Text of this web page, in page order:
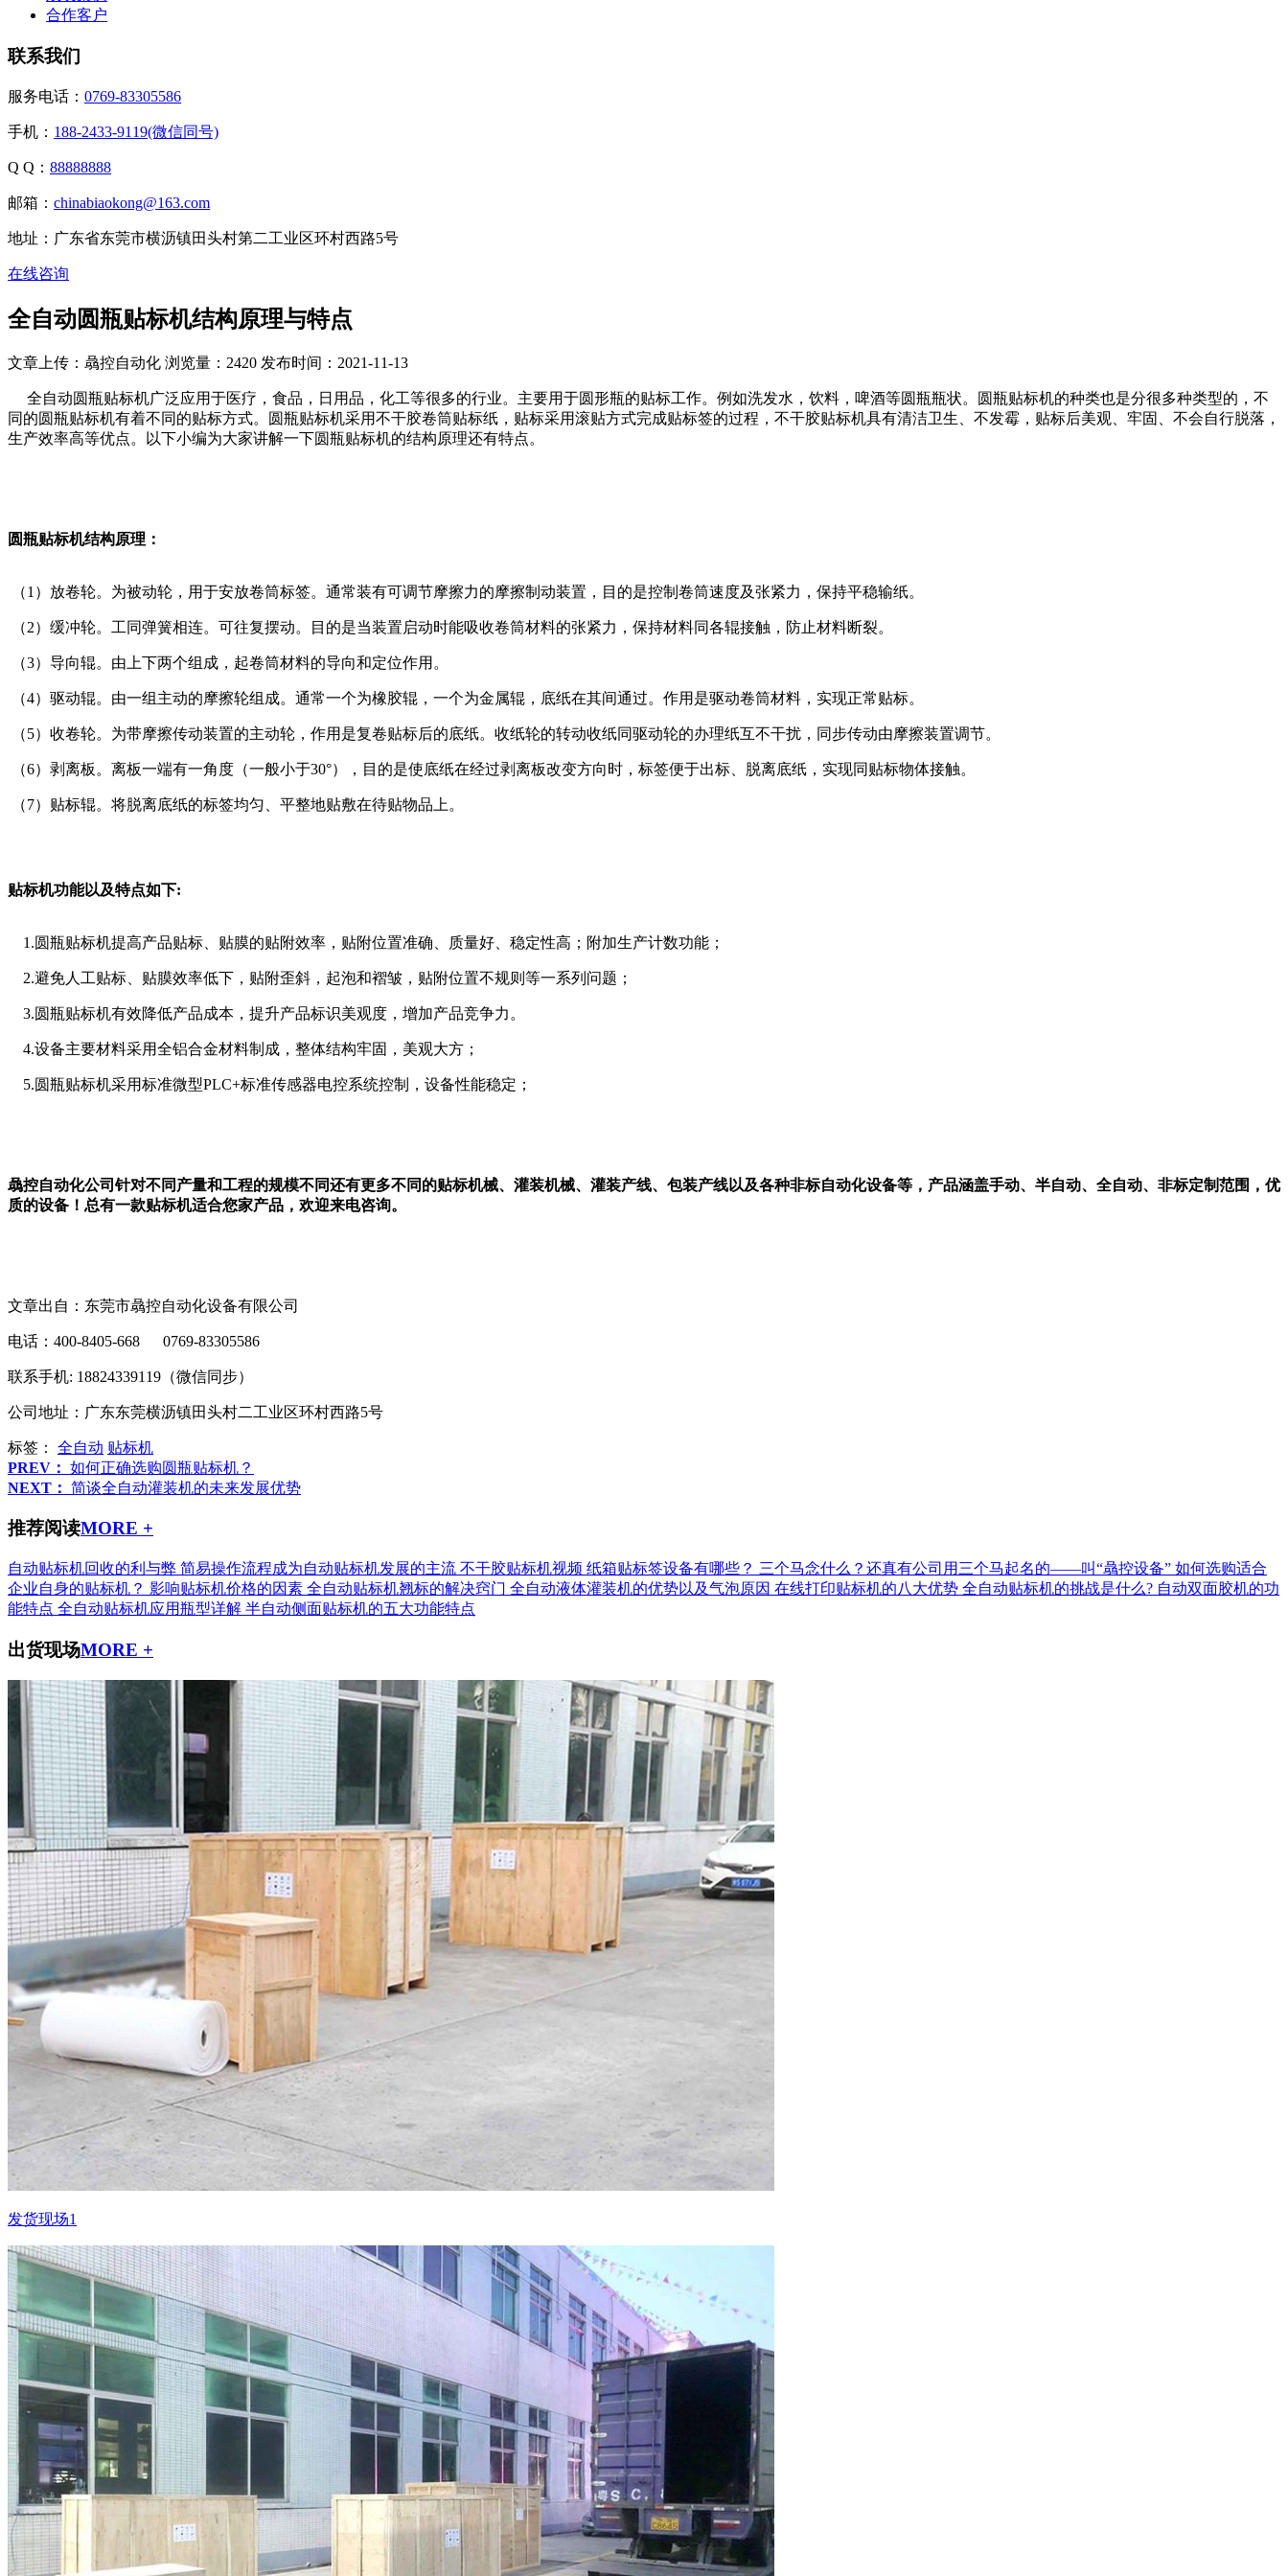
合作客户
联系我们
服务电话： 0769-83305586
手机： 188-2433-9119(微信同号)
Q Q： 88888888
邮箱： chinabiaokong@163.com
地址：广东省东莞市横沥镇田头村第二工业区环村西路5号
在线咨询
全自动圆瓶贴标机结构原理与特点
文章上传：骉控自动化 浏览量：2420 发布时间：2021-11-13
全自动圆瓶贴标机广泛应用于医疗，食品，日用品，化工等很多的行业。主要用于圆形瓶的贴标工作。例如洗发水，饮料，啤酒等圆瓶瓶状。圆瓶贴标机的种类也是分很多种类型的，不
同的圆瓶贴标机有着不同的贴标方式。圆瓶贴标机采用不干胶卷筒贴标纸，贴标采用滚贴方式完成贴标签的过程，不干胶贴标机具有清洁卫生、不发霉，贴标后美观、牢固、不会自行脱落，
生产效率高等优点。以下小编为大家讲解一下圆瓶贴标机的结构原理还有特点。
圆瓶贴标机结构原理：
（1）放卷轮。为被动轮，用于安放卷筒标签。通常装有可调节摩擦力的摩擦制动装置，目的是控制卷筒速度及张紧力，保持平稳输纸。
（2）缓冲轮。工同弹簧相连。可往复摆动。目的是当装置启动时能吸收卷筒材料的张紧力，保持材料同各辊接触，防止材料断裂。
（3）导向辊。由上下两个组成，起卷筒材料的导向和定位作用。
（4）驱动辊。由一组主动的摩擦轮组成。通常一个为橡胶辊，一个为金属辊，底纸在其间通过。作用是驱动卷筒材料，实现正常贴标。
（5）收卷轮。为带摩擦传动装置的主动轮，作用是复卷贴标后的底纸。收纸轮的转动收纸同驱动轮的办理纸互不干扰，同步传动由摩擦装置调节。
（6）剥离板。离板一端有一角度（一般小于30°），目的是使底纸在经过剥离板改变方向时，标签便于出标、脱离底纸，实现同贴标物体接触。
（7）贴标辊。将脱离底纸的标签均匀、平整地贴敷在待贴物品上。
贴标机功能以及特点如下:
1.圆瓶贴标机提高产品贴标、贴膜的贴附效率，贴附位置准确、质量好、稳定性高；附加生产计数功能；
2.避免人工贴标、贴膜效率低下，贴附歪斜，起泡和褶皱，贴附位置不规则等一系列问题；
3.圆瓶贴标机有效降低产品成本，提升产品标识美观度，增加产品竞争力。
4.设备主要材料采用全铝合金材料制成，整体结构牢固，美观大方；
5.圆瓶贴标机采用标准微型PLC+标准传感器电控系统控制，设备性能稳定；
骉控自动化公司针对不同产量和工程的规模不同还有更多不同的贴标机械、灌装机械、灌装产线、包装产线以及各种非标自动化设备等，产品涵盖手动、半自动、全自动、非标定制范围，优
质的设备！总有一款贴标机适合您家产品，欢迎来电咨询。
文章出自：东莞市骉控自动化设备有限公司
电话：400-8405-668 0769-83305586
联系手机: 18824339119（微信同步）
公司地址：广东东莞横沥镇田头村二工业区环村西路5号
标签： 全自动 贴标机
PREV： 如何正确选购圆瓶贴标机？
NEXT： 简谈全自动灌装机的未来发展优势
推荐阅读MORE +
自动贴标机回收的利与弊 简易操作流程成为自动贴标机发展的主流 不干胶贴标机视频 纸箱贴标签设备有哪些？ 三个马念什么？还真有公司用三个马起名的——叫“骉控设备” 如何选购适合
企业自身的贴标机？ 影响贴标机价格的因素 全自动贴标机翘标的解决窍门 全自动液体灌装机的优势以及气泡原因 在线打印贴标机的八大优势 全自动贴标机的挑战是什么? 自动双面胶机的功
能特点 全自动贴标机应用瓶型详解 半自动侧面贴标机的五大功能特点
出货现场MORE +
发货现场1